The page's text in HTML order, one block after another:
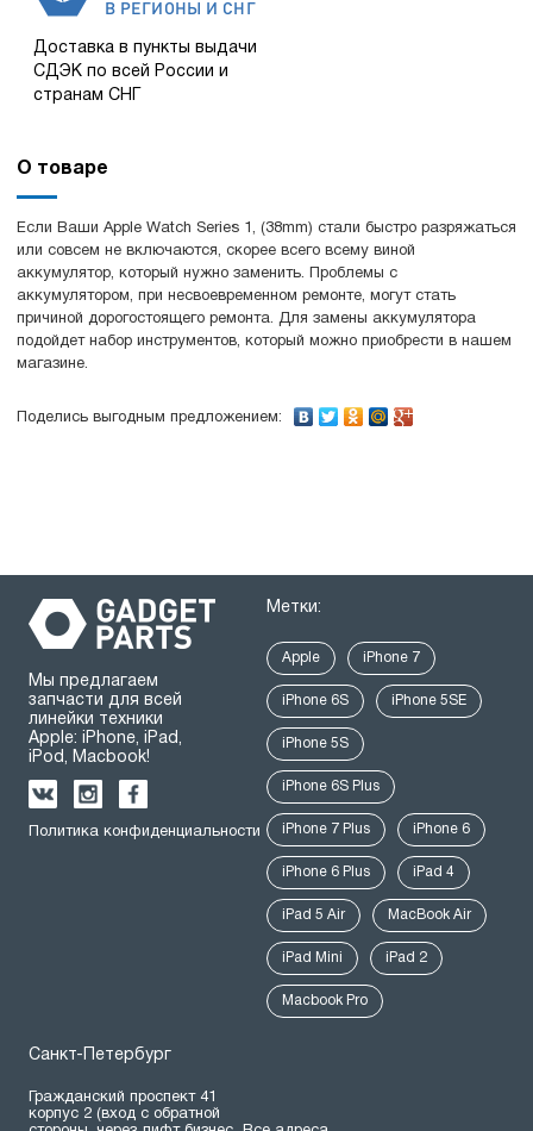
В РЕГИОНЫ И СНГ
Доставка в пункты выдачи
СДЭК по всей России и
странам СНГ
О товаре
Если Ваши Apple Watch Series 1, (38mm) стали быстро разряжаться
или совсем не включаются, скорее всего всему виной
аккумулятор, который нужно заменить. Проблемы с
аккумулятором, при несвоевременном ремонте, могут стать
причиной дорогостоящего ремонта. Для замены аккумулятора
подойдет набор инструментов, который можно приобрести в нашем
магазине.
Поделись выгодным предложением:
Мы предлагаем
запчасти для всей
линейки техники
Apple: iPhone, iPad,
iPod, Macbook!
Политика конфиденциальности
Метки:
Apple iPhone 7
iPhone 6S iPhone 5SE
iPhone 5S
iPhone 6S Plus
iPhone 7 Plus iPhone 6
iPhone 6 Plus iPad 4
iPad 5 Air MacBook Air
iPad Mini iPad 2
Macbook Pro
Санкт-Петербург
Гражданский проспект 41
корпус 2 (вход с обратной